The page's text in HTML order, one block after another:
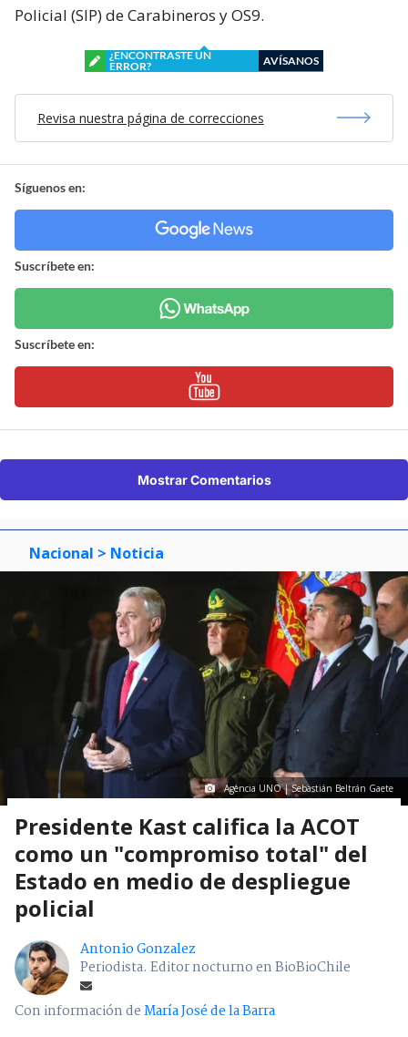
Policial (SIP) de Carabineros y OS9.
¿ENCONTRASTE UN
ERROR?
AVÍSANOS
Revisa nuestra página de correcciones
Síguenos en:
Suscríbete en:
Suscríbete en:
Mostrar Comentarios
Nacional > Noticia
Agencia UNO | Sebastián Beltrán Gaete
Presidente Kast califica la ACOT
como un "compromiso total" del
Estado en medio de despliegue
policial
Antonio Gonzalez
Periodista. Editor nocturno en BioBioChile
Con información deMaría José de la Barra